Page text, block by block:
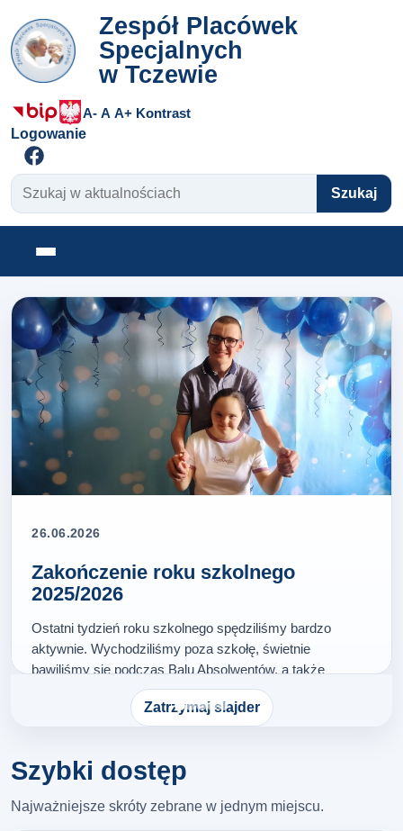
Zespół Placówek
Specjalnych
w Tczewie
A- A A+ Kontrast
Logowanie
Szukaj w aktualnościach
Szukaj
Otwórz menu
Zespół Placówek
26.06.2026
Zakończenie roku szkolnego
2025/2026
Ostatni tydzień roku szkolnego spędziliśmy bardzo
aktywnie. Wychodziliśmy poza szkołę, świetnie
bawiliśmy się podczas Balu Absolwentów, a także
wspólnie rozmawialiśmy, wspominaliśmy i żegnaliśmy
kończący się rok szkolny. Na zakończenie odebraliśmy
Zatrzymaj slajder
Szybki dostęp
Najważniejsze skróty zebrane w jednym miejscu.